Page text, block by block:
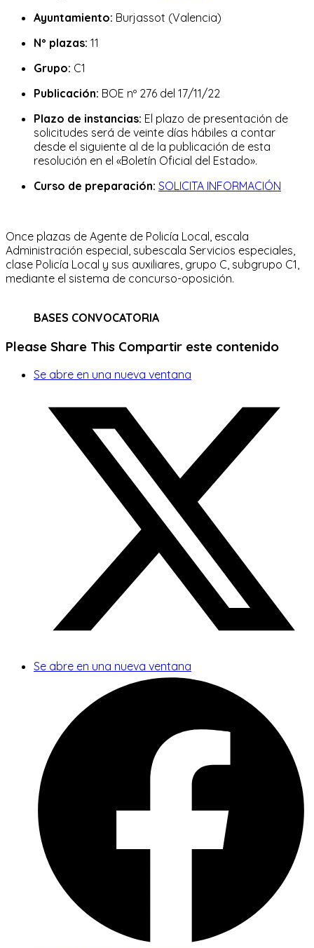
Ayuntamiento: Burjassot (Valencia)
Nº plazas: 11
Grupo: C1
Publicación: BOE nº 276 del 17/11/22
Plazo de instancias: El plazo de presentación de
solicitudes será de veinte días hábiles a contar
desde el siguiente al de la publicación de esta
resolución en el «Boletín Oficial del Estado».
Curso de preparación: SOLICITA INFORMACIÓN
Once plazas de Agente de Policía Local, escala
Administración especial, subescala Servicios especiales,
clase Policía Local y sus auxiliares, grupo C, subgrupo C1,
mediante el sistema de concurso-oposición.
BASES CONVOCATORIA
Please Share This Compartir este contenido
Se abre en una nueva ventana
Se abre en una nueva ventana